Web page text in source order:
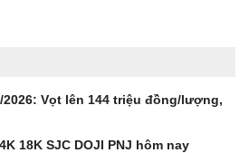
2026: Vọt lên 144 triệu đồng/lượng,
18K SJC DOJI PNJ hôm nay